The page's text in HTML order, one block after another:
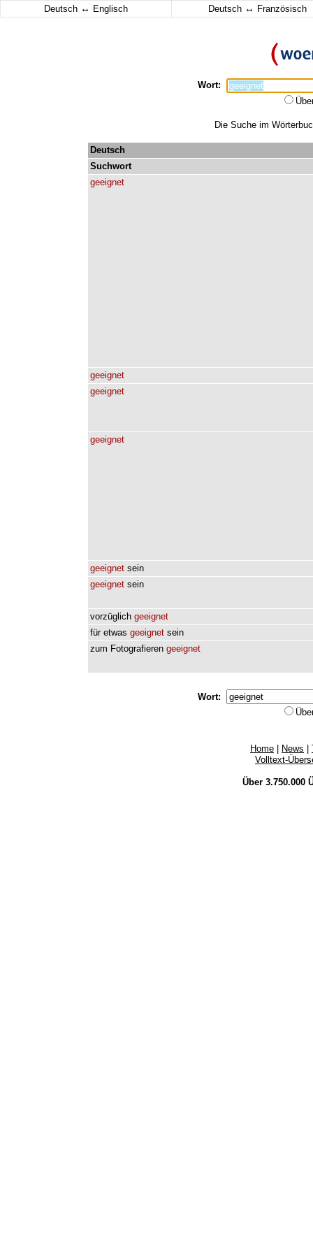
Deutsch ↔ Englisch Deutsch ↔ Französisch
Wort:
Die Suche im
Deutsch
Suchwort
geeignet
geeignet
geeignet
geeignet
geeignet sein
geeignet sein
vorzüglich geeignet
für etwas geeignet sein
zum Fotografieren geeignet
Wort:
Home News
Volltext-
Über 3.750.000